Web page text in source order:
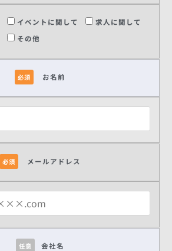
イベントに関して
求人に関して
その他
必須 お名前
必須 メールアドレス
任意 会社名